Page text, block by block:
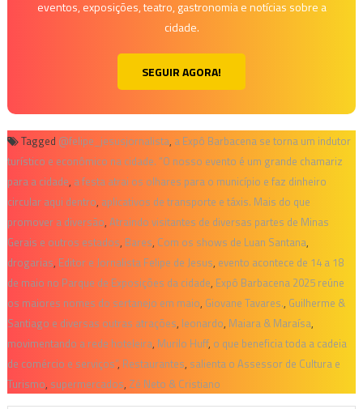
eventos, exposições, teatro, gastronomia e notícias sobre a
cidade.
SEGUIR AGORA!
Tagged @felipe_jesusjornalista, a Expô Barbacena se torna um indutor
turístico e econômico na cidade. “O nosso evento é um grande chamariz
para a cidade, a festa atrai os olhares para o município e faz dinheiro
circular aqui dentro, aplicativos de transporte e táxis. Mais do que
promover a diversão, Atraindo visitantes de diversas partes de Minas
Gerais e outros estados, Bares, Com os shows de Luan Santana,
drogarias, Editor e Jornalista Felipe de Jesus, evento acontece de 14 a 18
de maio no Parque de Exposições da cidade, Expô Barbacena 2025 reúne
os maiores nomes do sertanejo em maio, Giovane Tavares., Guilherme &
Santiago e diversas outras atrações, leonardo, Maiara & Maraísa,
movimentando a rede hoteleira, Murilo Huff, o que beneficia toda a cadeia
de comércio e serviços”, Restaurantes, salienta o Assessor de Cultura e
Turismo, supermercados, Zé Neto & Cristiano